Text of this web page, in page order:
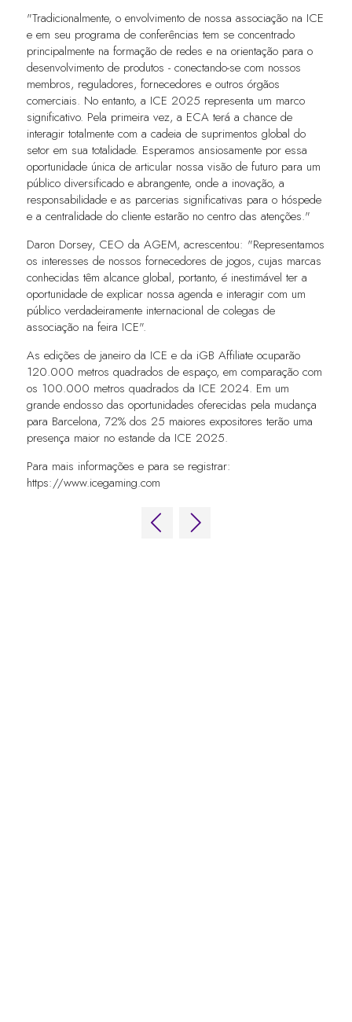
"Tradicionalmente, o envolvimento de nossa associação na ICE
e em seu programa de conferências tem se concentrado
principalmente na formação de redes e na orientação para o
desenvolvimento de produtos - conectando-se com nossos
membros, reguladores, fornecedores e outros órgãos
comerciais. No entanto, a ICE 2025 representa um marco
significativo. Pela primeira vez, a ECA terá a chance de
interagir totalmente com a cadeia de suprimentos global do
setor em sua totalidade. Esperamos ansiosamente por essa
oportunidade única de articular nossa visão de futuro para um
público diversificado e abrangente, onde a inovação, a
responsabilidade e as parcerias significativas para o hóspede
e a centralidade do cliente estarão no centro das atenções."
Daron Dorsey, CEO da AGEM, acrescentou: "Representamos
os interesses de nossos fornecedores de jogos, cujas marcas
conhecidas têm alcance global, portanto, é inestimável ter a
oportunidade de explicar nossa agenda e interagir com um
público verdadeiramente internacional de colegas de
associação na feira ICE".
As edições de janeiro da ICE e da iGB Affiliate ocuparão
120.000 metros quadrados de espaço, em comparação com
os 100.000 metros quadrados da ICE 2024. Em um
grande endosso das oportunidades oferecidas pela mudança
para Barcelona, 72% dos 25 maiores expositores terão uma
presença maior no estande da ICE 2025.
Para mais informações e para se registrar:
https://www.icegaming.com